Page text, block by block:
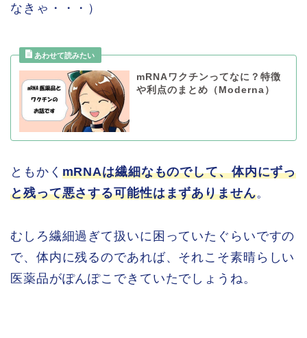
なきゃ・・・）
mRNAワクチンってなに？特徴
や利点のまとめ（Moderna）
ともかく mRNAは繊細なものでして、体内にずっ
と残って悪さする可能性はまずありません。
むしろ繊細過ぎて扱いに困っていたぐらいですの
で、体内に残るのであれば、それこそ素晴らしい
医薬品がぽんぽこできていたでしょうね。